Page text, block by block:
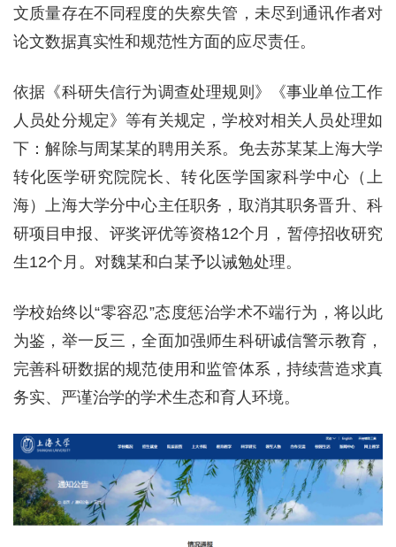
文质量存在不同程度的失察失管，未尽到通讯作者对
论文数据真实性和规范性方面的应尽责任。
依据《科研失信行为调查处理规则》《事业单位工作
人员处分规定》等有关规定，学校对相关人员处理如
下：解除与周某某的聘用关系。免去苏某某上海大学
转化医学研究院院长、转化医学国家科学中心（上
海）上海大学分中心主任职务，取消其职务晋升、科
研项目申报、评奖评优等资格12个月，暂停招收研究
生12个月。对魏某和白某予以诫勉处理。
学校始终以“零容忍”态度惩治学术不端行为，将以此
为鉴，举一反三，全面加强师生科研诚信警示教育，
完善科研数据的规范使用和监管体系，持续营造求真
务实、严谨治学的学术生态和育人环境。